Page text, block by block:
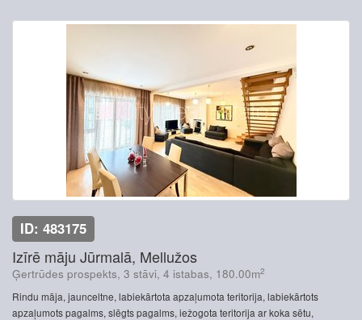
ID: 483175
Izīrē māju Jūrmalā, Mellužos
Ģertrūdes prospekts, 3 stāvi, 4 istabas, 180.00m2
Rindu māja, jaunceltne, labiekārtota apzaļumota teritorija, labiekārtots
apzaļumots pagalms, slēgts pagalms, iežogota teritorija ar koka sētu,